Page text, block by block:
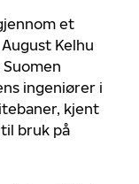
et
Kelhu
ingeniører i
kjent
bruk på